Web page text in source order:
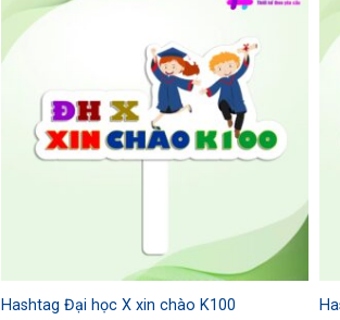
Hashtag Đại học X xin chào K100